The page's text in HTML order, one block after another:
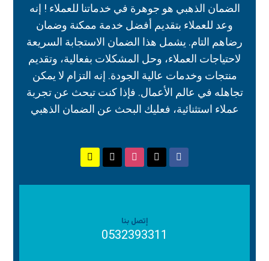
الضمان الذهبي هو جوهرة في خدماتنا للعملاء ! إنه
وعد للعملاء بتقديم أفضل خدمة ممكنة وضمان
رضاهم التام. يشمل هذا الضمان الاستجابة السريعة
لاحتياجات العملاء، وحل المشكلات بفعالية، وتقديم
منتجات وخدمات عالية الجودة. إنه التزام لا يمكن
تجاهله في عالم الأعمال. فإذا كنت تبحث عن تجربة
عملاء استثنائية، فعليك البحث عن الضمان الذهبي
إتصل بنا
0532393311